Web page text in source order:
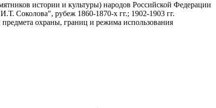
истории и культуры) народов Российской Федерации
Соколова", рубеж 1860-1870-х гг.; 1902-1903 гг.
охраны, границ и режима использования